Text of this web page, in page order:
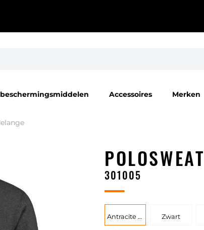
Accessoires Merken
301005
Antracite Melange Zwart